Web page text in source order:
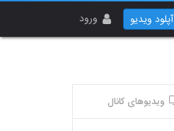
ورود آپلود ویدیو
ویدیوهای کانال